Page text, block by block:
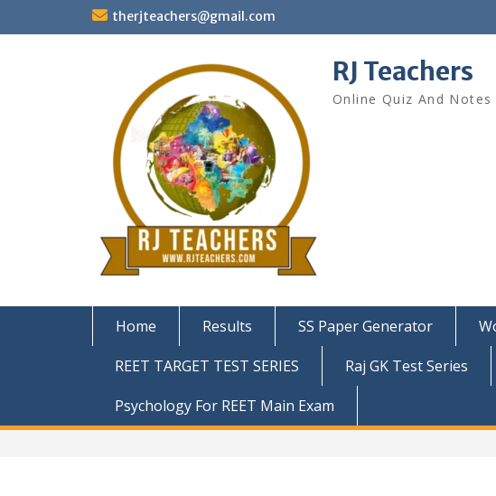
therjteachers@gmail.com
RJ Teachers
Online Quiz And Notes
Home Results SS Paper Generator
REET TARGET TEST SERIES
Raj GK Test Series
Psychology For REET Main Exam